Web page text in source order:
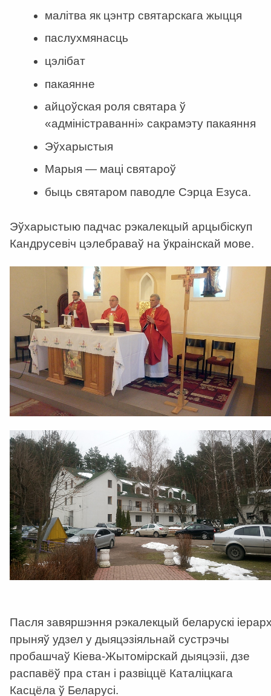
малітва як цэнтр святарскага жыцця
паслухмянасць
цэлібат
пакаянне
айцоўская роля святара ў
«адміністраванні» сакрамэту пакаяння
Эўхарыстыя
Марыя — маці святароў
быць святаром паводле Сэрца Езуса.
Эўхарыстыю падчас рэкалекцый арцыбіскуп
Кандрусевіч цэлебраваў на ўкраінскай мове.
Пасля завяршэння рэкалекцый беларускі
прыняў удзел у дыяцэзіяльнай сустрэчы
пробашчаў Кіева-Жытомірскай дыяцэзіі, дзе
распавёў пра стан і развіццё Каталіцкага
Касцёла ў Беларусі.